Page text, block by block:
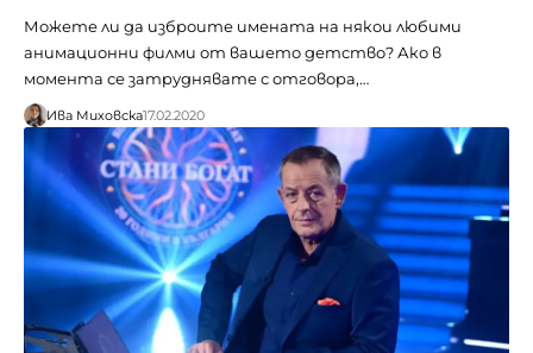
Можете ли да изброите имената на някои любими
анимационни филми от вашето детство? Ако в
момента се затруднявате с отговора,…
Ива Миховска17.02.2020